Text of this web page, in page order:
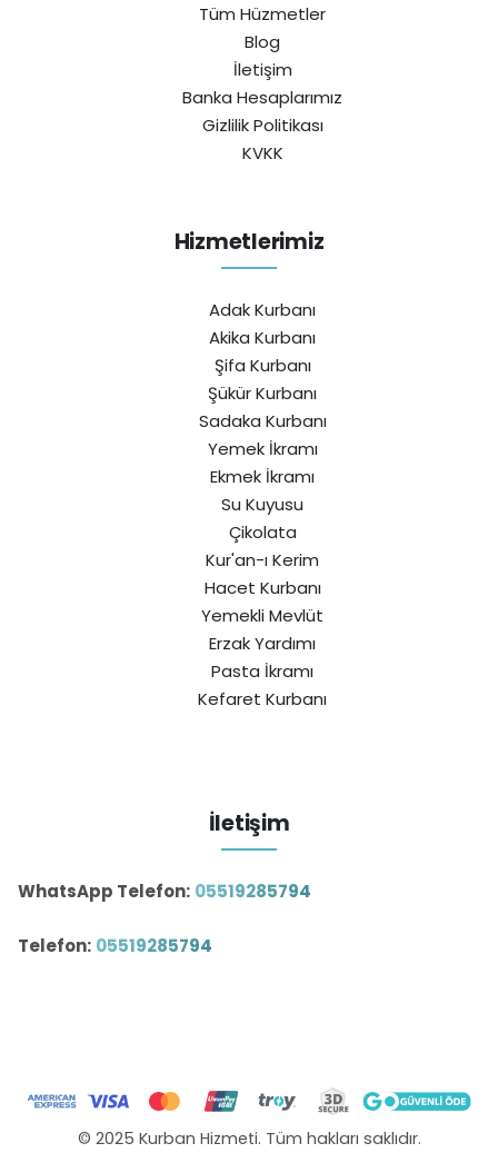
Tüm Hüzmetler
Blog
İletişim
Banka Hesaplarımız
Gizlilik Politikası
KVKK
Hizmetlerimiz
Adak Kurbanı
Akika Kurbanı
Şifa Kurbanı
Şükür Kurbanı
Sadaka Kurbanı
Yemek İkramı
Ekmek İkramı
Su Kuyusu
Çikolata
Kur'an-ı Kerim
Hacet Kurbanı
Yemekli Mevlüt
Erzak Yardımı
Pasta İkramı
Kefaret Kurbanı
İletişim
WhatsApp Telefon: 05519285794
Telefon: 05519285794
© 2025 Kurban Hizmeti. Tüm hakları saklıdır.